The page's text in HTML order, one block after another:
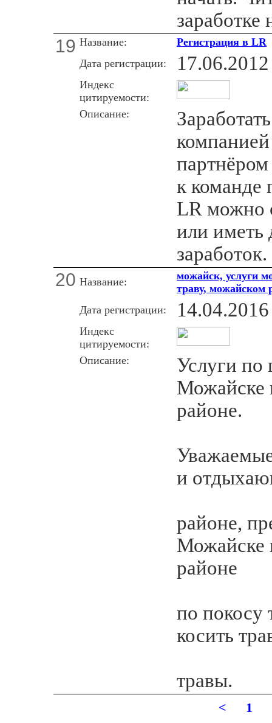
заработке
19 Название:
Регистрация в LR
Дата регистрации:
17.06.2012
Индекс
цитируемости:
Описание:
к команде
LR можно
или иметь
заработок.
20 Название:
можайск, услуги
траву, можайском
Дата регистрации:
14.04.2016
Индекс
цитируемости:
Описание:
Услуги по
Можайске
районе.
и
районе,
Можайске
районе
по покосу
косить
травы.
< 1